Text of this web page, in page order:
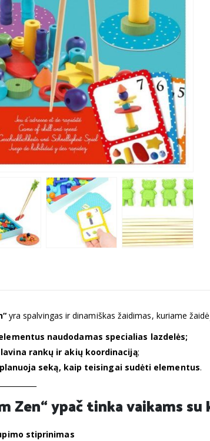
yra spalvingas ir dinamiškas žaidimas, kuriame
naudodamas specialias lazdelės;
rankų ir akių koordinaciją;
seką, kaip teisingai sudėti elementus.
Zen“ ypač tinka vaikams
stiprinimas